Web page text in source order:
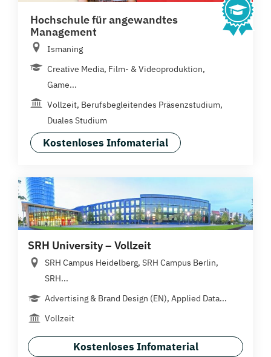
Hochschule für angewandtes
Management
Ismaning
Creative Media, Film- & Videoproduktion,
Game...
Vollzeit, Berufsbegleitendes Präsenzstudium,
Duales Studium
Kostenloses Infomaterial
SRH University – Vollzeit
SRH Campus Heidelberg, SRH Campus Berlin,
SRH...
Advertising & Brand Design (EN), Applied Data...
Vollzeit
Kostenloses Infomaterial